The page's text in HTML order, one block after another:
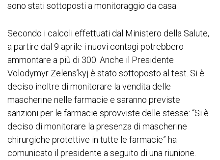
sono stati sottoposti a monitoraggio da casa.
Secondo i calcoli effettuati dal Ministero della Salute,
a partire dal 9 aprile i nuovi contagi potrebbero
ammontare a più di 300. Anche il Presidente
Volodymyr Zelens’kyj è stato sottoposto al test. Si è
deciso inoltre di monitorare la vendita delle
mascherine nelle farmacie e saranno previste
sanzioni per le farmacie sprovviste delle stesse: “Si è
deciso di monitorare la presenza di mascherine
chirurgiche protettive in tutte le farmacie” ha
comunicato il presidente a seguito di una riunione.